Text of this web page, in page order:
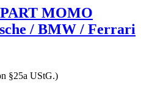
MOMO
/ BMW / Ferrari
§25a UStG.)